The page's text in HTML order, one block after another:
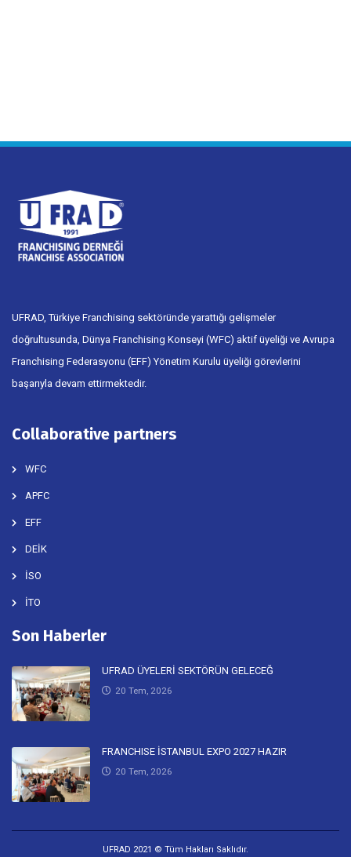
UFRAD, Türkiye Franchising sektöründe yarattığı gelişmeler
doğrultusunda, Dünya Franchising Konseyi (WFC) aktif üyeliği ve Avrupa
Franchising Federasyonu (EFF) Yönetim Kurulu üyeliği görevlerini
başarıyla devam ettirmektedir.
Collaborative partners
WFC
APFC
EFF
DEİK
İSO
İTO
Son Haberler
UFRAD ÜYELERİ SEKTÖRÜN GELECEĞ
20 Tem, 2026
FRANCHISE İSTANBUL EXPO 2027 HAZIR
20 Tem, 2026
UFRAD 2021 © Tüm Hakları Saklıdır.